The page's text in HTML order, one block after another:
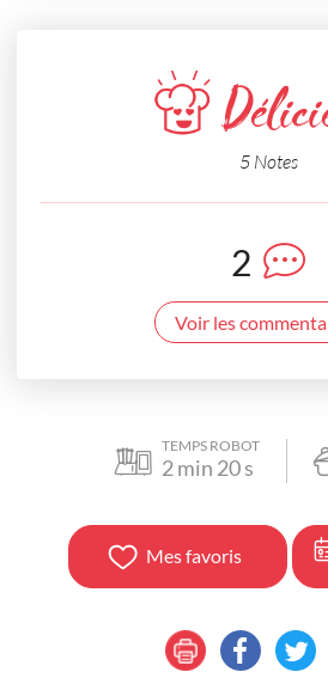
5 Notes
2
Voir les
TEMPS ROBOT
2min 20s
Mes favoris